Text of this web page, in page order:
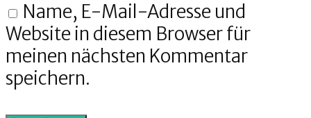
Name, E-Mail-Adresse und
Website in diesem Browser für
meinen nächsten Kommentar
speichern.